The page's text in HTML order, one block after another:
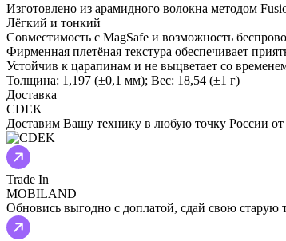
Изготовлено из арамидного волокна методом
Лёгкий и тонкий
Совместимость с MagSafe и возможность
Фирменная плетёная текстура обеспечивает
Устойчив к царапинам и не выцветает со
Толщина: 1,197 (±0,1 мм); Вес: 18,54 (±1 г)
Доставка
CDEK
Доставим Вашу технику в любую точку России
Trade In
MOBILAND
Обновись выгодно с доплатой, сдай свою старую